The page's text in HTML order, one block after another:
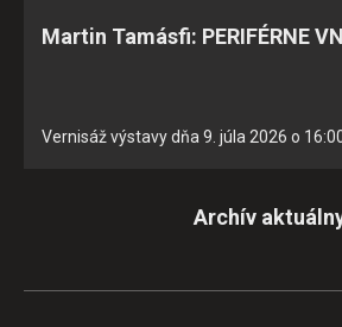
Martin Tamásfi: PERIFÉRNE
Vernisáž výstavy dňa 9. júla 2026 o
Archív